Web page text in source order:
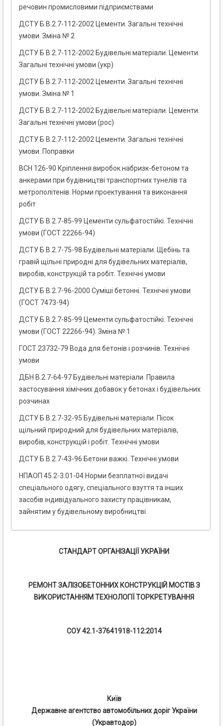
речовин промисловими підприємствами
ДСТУ Б В.2.7-112-2002 Цементи. Загальні технічні
умови. Зміна № 2
ДСТУ Б В.2.7-112-2002 Будівельні матеріали. Цементи.
Загальні технічні умови (укр)
ДСТУ Б В.2.7-112-2002 Цементи. Загальні технічні
умови. Зміна № 1
ДСТУ Б В.2.7-112-2002 Будівельні матеріали. Цементи.
Загальні технічні умови (рос)
ДСТУ Б В.2.7-112-2002 Цементи. Загальні технічні
умови. Поправки
ВСН 126-90 Кріплення виробок набризк-бетоном та
анкерами при будівництві транспортних тунелів та
метрополітенів. Норми проектування та виконання
робіт
ДСТУ Б В.2.7-85-99 Цементи сульфатостійкі. Технічні
умови (ГОСТ 22266-94)
ДСТУ Б В.2.7-75-98 Будівельні матеріали. Щебінь та
гравій щільні природні для будівельних матеріалів,
виробів, конструкцій та робіт. Технічні умови
ДСТУ Б В.2.7-96-2000 Суміші бетонні. Технічні умови
(ГОСТ 7473-94)
ДСТУ Б В.2.7-85-99 Цементи сульфатостійкі. Технічні
умови (ГОСТ 22266-94). Зміна № 1
ГОСТ 23732-79 Вода для бетонів і розчинів. Технічні
умови
ДБН В.2.7-64-97 Будівельні матеріали. Правила
застосування хімічних добавок у бетонах і будівельних
розчинах
ДСТУ Б В.2.7-32-95 Будівельні матеріали. Пісок
щільний природний для будівельних матеріалів,
виробів, конструкцій і робіт. Технічні умови
ДСТУ Б В.2.7-43-96 Бетони важкі. Технічні умови
НПАОП 45.2-3.01-04 Норми безплатної видачі
спеціального одягу, спеціального взуття та інших
засобів індивідуального захисту працівникам,
зайнятим у будівельному виробництві
СТАНДАРТ ОРГАНІЗАЦІЇ УКРАЇНИ
РЕМОНТ ЗАЛІЗОБЕТОННИХ КОНСТРУКЦІЙ МОСТІВ З
ВИКОРИСТАННЯМ ТЕХНОЛОГІЇ ТОРКРЕТУВАННЯ
СОУ 42.1-37641918-112:2014
Київ
Державне агентство автомобільних доріг України
(Укравтодор)